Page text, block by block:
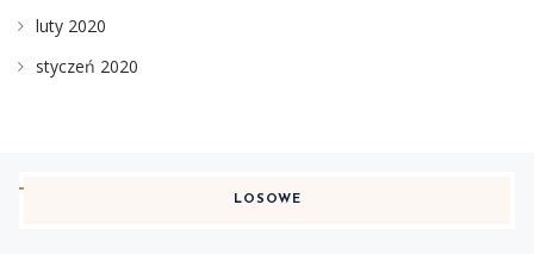
luty 2020
styczeń 2020
LOSOWE